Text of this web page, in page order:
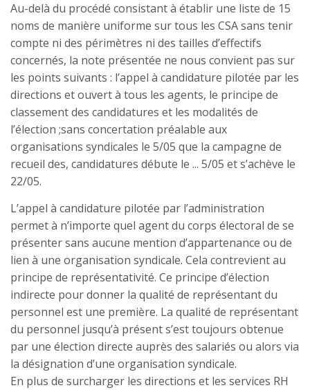
Au-delà du procédé consistant à établir une liste de 15
noms de manière uniforme sur tous les CSA sans tenir
compte ni des périmètres ni des tailles d’effectifs
concernés, la note présentée ne nous convient pas sur
les points suivants : l’appel à candidature pilotée par les
directions et ouvert à tous les agents, le principe de
classement des candidatures et les modalités de
l’élection ;sans concertation préalable aux
organisations syndicales le 5/05 que la campagne de
recueil des, candidatures débute le ... 5/05 et s’achève le
22/05.
L’appel à candidature pilotée par l’administration
permet à n’importe quel agent du corps électoral de se
présenter sans aucune mention d’appartenance ou de
lien à une organisation syndicale. Cela contrevient au
principe de représentativité. Ce principe d’élection
indirecte pour donner la qualité de représentant du
personnel est une première. La qualité de représentant
du personnel jusqu’à présent s’est toujours obtenue
par une élection directe auprès des salariés ou alors via
la désignation d’une organisation syndicale.
En plus de surcharger les directions et les services RH